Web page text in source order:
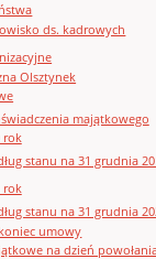
ds. kadrowych
Olsztynek
majątkowego
rok
stanu na 31 grudnia
rok
stanu na 31 grudnia
umowy
na dzień